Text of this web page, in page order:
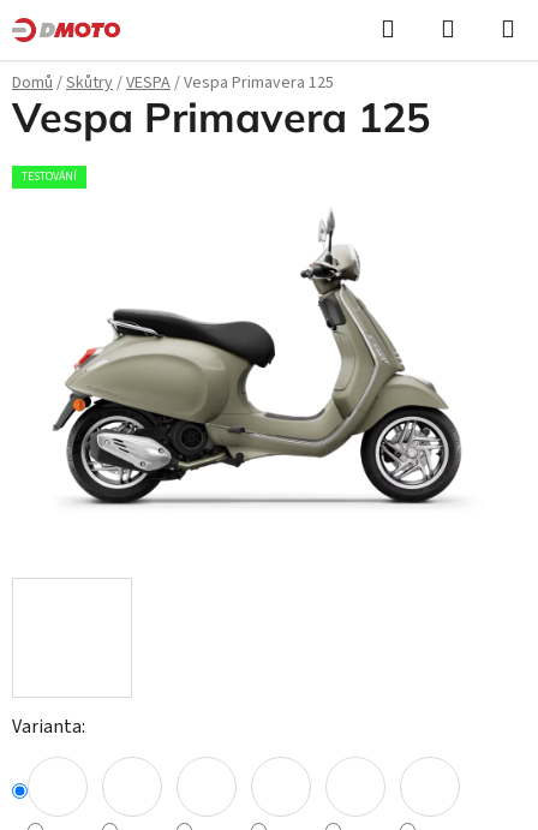
Přejít
na
obsah
Hledat
KOŠÍK
Domů/Skůtry/VESPA/Vespa Primavera 125
Varianta:
Vespa Primavera 125
TESTOVÁNÍ